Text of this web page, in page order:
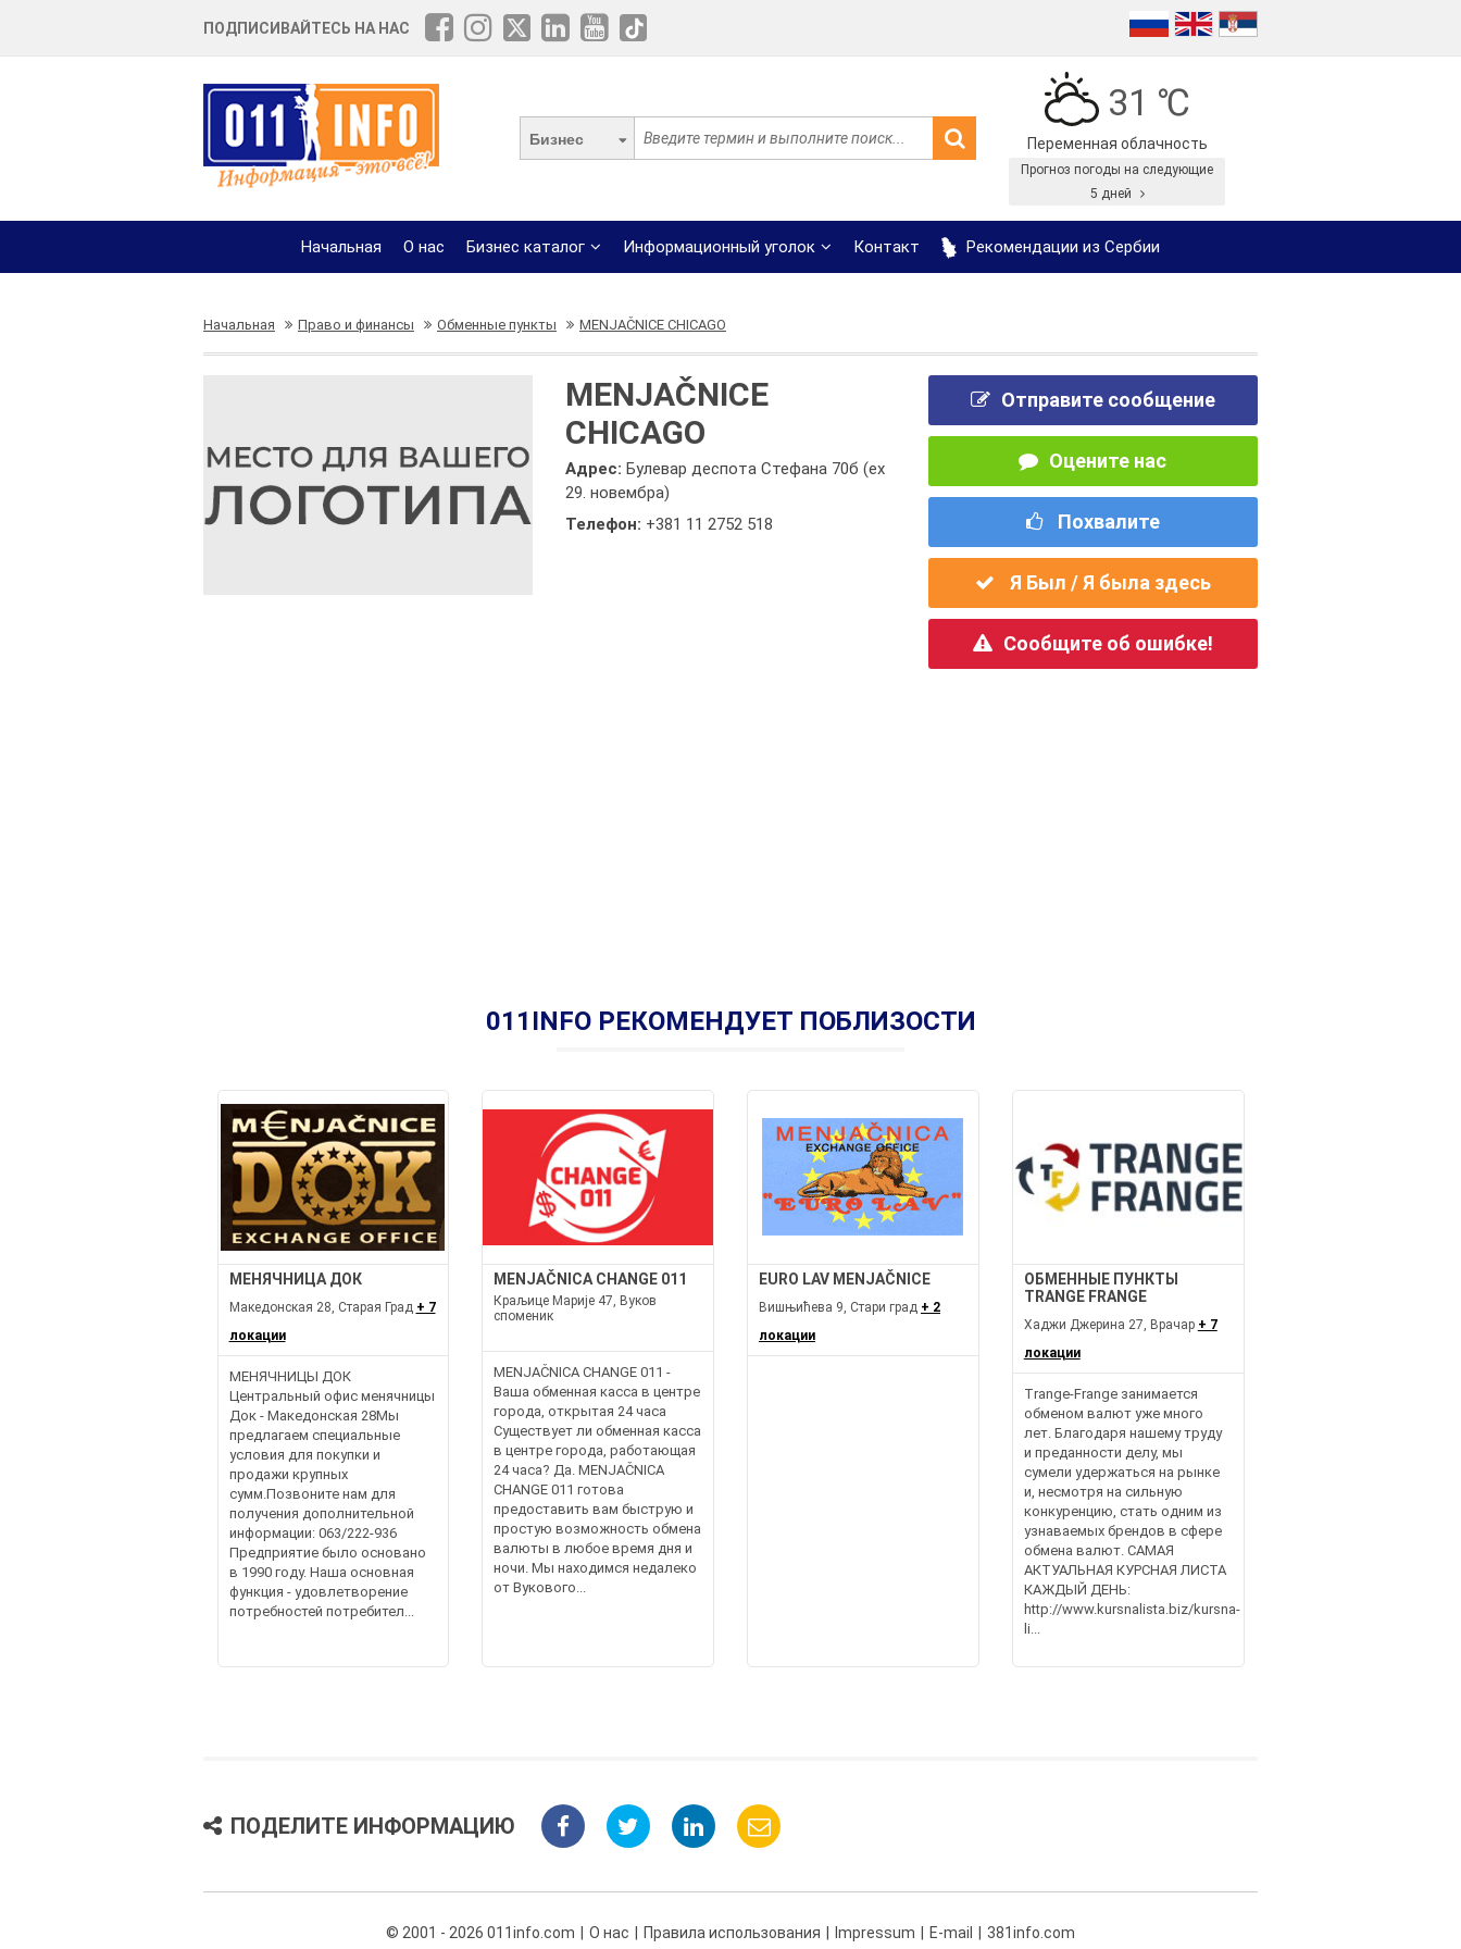
ПОДПИСИВАЙТЕСЬ НА НАС
Бизнес
31 ℃
Переменная облачность
Прогноз погоды на следующие
5 дней
Начальная О нас Бизнес каталог Информационный уголок Контакт Рекомендации из Сербии
Начальная Право и финансы Обменные пункты MENJAČNICE CHICAGO
MENJAČNICE
CHICAGO
Адрес:Булевар деспота Стефана 70б (еx
29. новембра)
Телефон: +381 11 2752 518
Отправите сообщение
Оцените нас
Похвалите
Я Был / Я была здесь
Сообщите об ошибке!
011INFO РЕКОМЕНДУЕТ ПОБЛИЗОСТИ
МЕНЯЧНИЦА ДОК
Македонская 28, Старая Град + 7
локации
МЕНЯЧНИЦЫ ДОК
Центральный офис менячницы
Док - Македонская 28Мы
предлагаем специальные
условия для покупки и
продажи крупных
сумм.Позвоните нам для
получения дополнительной
информации: 063/222-936
Предприятие было основано
в 1990 году. Наша основная
функция - удовлетворение
потребностей потребител...
MENJAČNICA CHANGE 011
Краљице Марије 47, Вуков
споменик
MENJAČNICA CHANGE 011 -
Ваша обменная касса в центре
города, открытая 24 часа
Существует ли обменная касса
в центре города, работающая
24 часа? Да. MENJAČNICA
CHANGE 011 готова
предоставить вам быструю и
простую возможность обмена
валюты в любое время дня и
ночи. Мы находимся недалеко
от Вукового...
EURO LAV MENJAČNICE
Вишњићева 9, Стари град + 2
локации
ОБМЕННЫЕ ПУНКТЫ
TRANGE FRANGE
Хаджи Джерина 27, Врачар + 7
локации
Trange-Frange занимается
обменом валют уже много
лет. Благодаря нашему труду
и преданности делу, мы
сумели удержаться на рынке
и, несмотря на сильную
конкуренцию, стать одним из
узнаваемых брендов в сфере
обмена валют. САМАЯ
АКТУАЛЬНАЯ КУРСНАЯ ЛИСТА
КАЖДЫЙ ДЕНЬ:
http://www.kursnalista.biz/kursna-
li...
ПОДЕЛИТЕ ИНФОРМАЦИЮ
© 2001 - 2026 011info.com О нас Правила использования Impressum E-mail 381info.com